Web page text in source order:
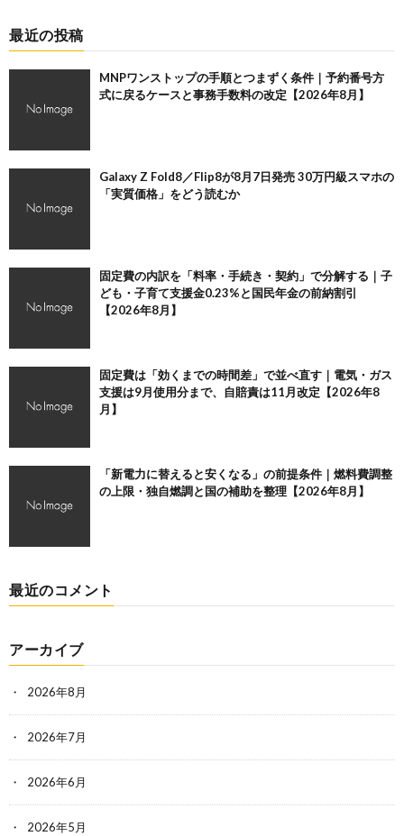
最近の投稿
MNPワンストップの手順とつまずく条件｜予約番号方
式に戻るケースと事務手数料の改定【2026年8月】
Galaxy Z Fold8／Flip8が8月7日発売 30万円級スマホの
「実質価格」をどう読むか
固定費の内訳を「料率・手続き・契約」で分解する｜子
ども・子育て支援金0.23%と国民年金の前納割引
【2026年8月】
固定費は「効くまでの時間差」で並べ直す｜電気・ガス
支援は9月使用分まで、自賠責は11月改定【2026年8
月】
「新電力に替えると安くなる」の前提条件｜燃料費調整
の上限・独自燃調と国の補助を整理【2026年8月】
最近のコメント
アーカイブ
2026年8月
2026年7月
2026年6月
2026年5月